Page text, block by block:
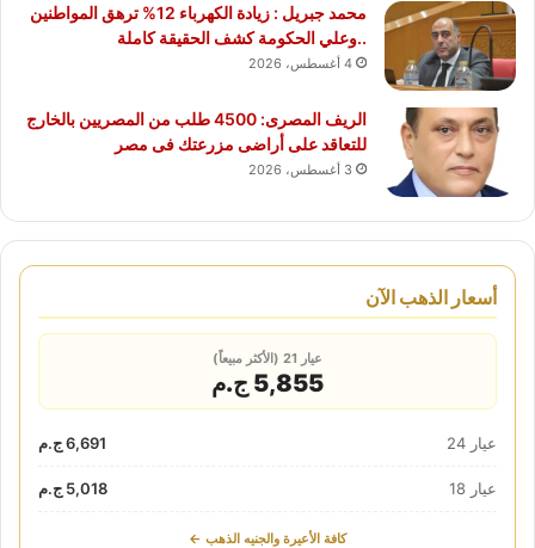
محمد جبريل : زيادة الكهرباء 12% ترهق المواطنين
..وعلي الحكومة كشف الحقيقة كاملة
4 أغسطس، 2026
الريف المصرى: 4500 طلب من المصريين بالخارج
للتعاقد على أراضى مزرعتك فى مصر
3 أغسطس، 2026
أسعار الذهب الآن
عيار 21 (الأكثر مبيعاً)
5,855 ج.م
عيار 24 6,691 ج.م
عيار 18 5,018 ج.م
كافة الأعيرة والجنيه الذهب ←